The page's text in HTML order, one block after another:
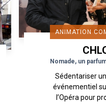
ANIMATION
Nomade, un
Sédentariser
événementiel
l’Opéra pour